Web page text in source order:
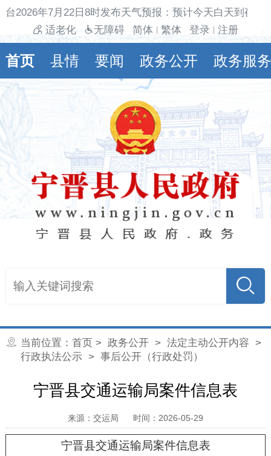
台2026年7月22日8时发布天气预报：预计今天白天到夜
适老化
无障碍 简体 繁体 登录 注册
首页 县情 要闻 政务公开 政务服务
当前位置： 首页 > 政务公开> 法定主动公开内容 >
行政执法公示> 事后公开（行政处罚）
宁晋县交通运输局案件信息表
来源：交运局 时间：2026-05-29
宁晋县交通运输局案件信息表